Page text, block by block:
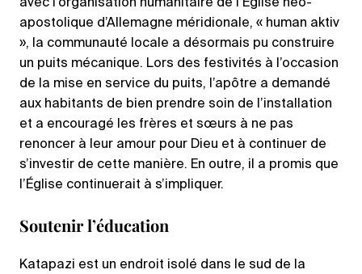
avec l’organisation humanitaire de l’Église néo-
apostolique d’Allemagne méridionale, « human aktiv
», la communauté locale a désormais pu construire
un puits mécanique. Lors des festivités à l’occasion
de la mise en service du puits, l’apôtre a demandé
aux habitants de bien prendre soin de l’installation
et a encouragé les frères et sœurs à ne pas
renoncer à leur amour pour Dieu et à continuer de
s’investir de cette manière. En outre, il a promis que
l’Église continuerait à s’impliquer.
Soutenir l’éducation
Katapazi est un endroit isolé dans le sud de la